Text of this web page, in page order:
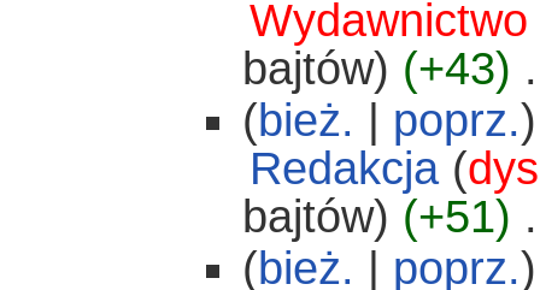
Wydawnictwo
bajtów) (+43)
(bież. poprz.)
Redakcja (
bajtów) (+51)
(bież. poprz.)